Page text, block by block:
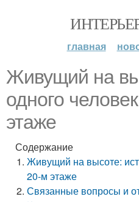
главная
Живущий на
одного
этаже
Содержание
Живущий на высоте:
20-м этаже
Связанные вопросы и